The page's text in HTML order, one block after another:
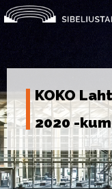
Skip
to
KOKO
2020 -